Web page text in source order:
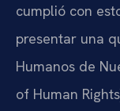
cumplió con
presentar una
Humanos de
of Human